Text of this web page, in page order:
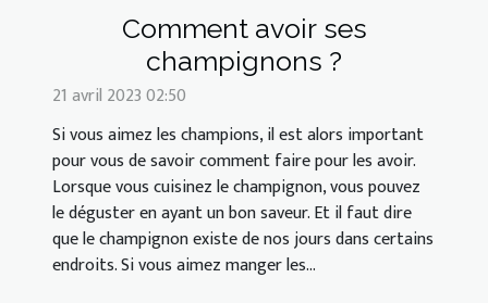
Comment avoir ses
champignons ?
21 avril 2023 02:50
Si vous aimez les champions, il est alors important
pour vous de savoir comment faire pour les avoir.
Lorsque vous cuisinez le champignon, vous pouvez
le déguster en ayant un bon saveur. Et il faut dire
que le champignon existe de nos jours dans certains
endroits. Si vous aimez manger les...